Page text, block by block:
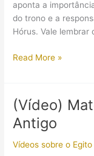
aponta a
do trono e a
Hórus. Vale
Grandes
da
deusa
Ísis
rainha
Read More »
(Vídeo)
Antigo
Vídeos sobre o